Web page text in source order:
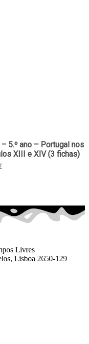
– 5.º ano – Portugal nos
XIII e XIV (3 fichas)
Livres
Lisboa 2650-129